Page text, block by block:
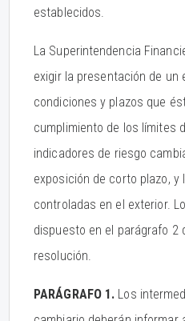
establecidos.
La Superintendencia
exigir la presentación de un
condiciones y plazos que
cumplimiento de los límites
indicadores de riesgo
exposición de corto plazo,
controladas en el exterior.
dispuesto en el parágrafo 2
resolución.
PARÁGRAFO 1. Los